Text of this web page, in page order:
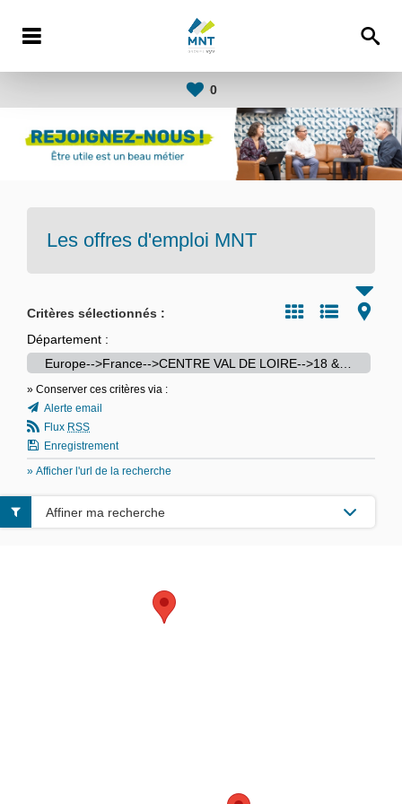
0
Les offres d'emploi MNT
Critères sélectionnés :
Département :
» Conserver ces critères via :
Alerte email
Flux RSS
Enregistrement
» Afficher l'url de la recherche
Affiner ma recherche